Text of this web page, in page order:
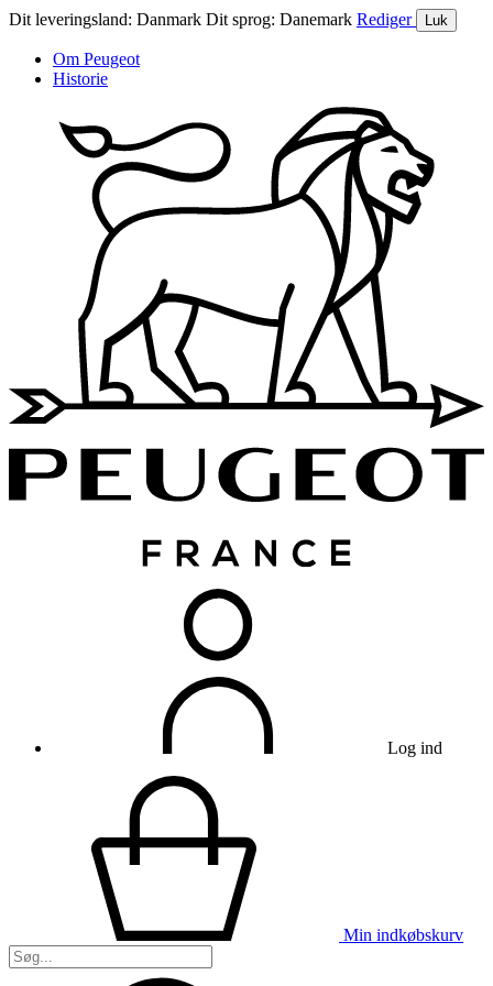
Dit leveringsland: Danmark Dit sprog: Danemark Rediger Luk
Om Peugeot
Historie
Log ind
Min indkøbskurv